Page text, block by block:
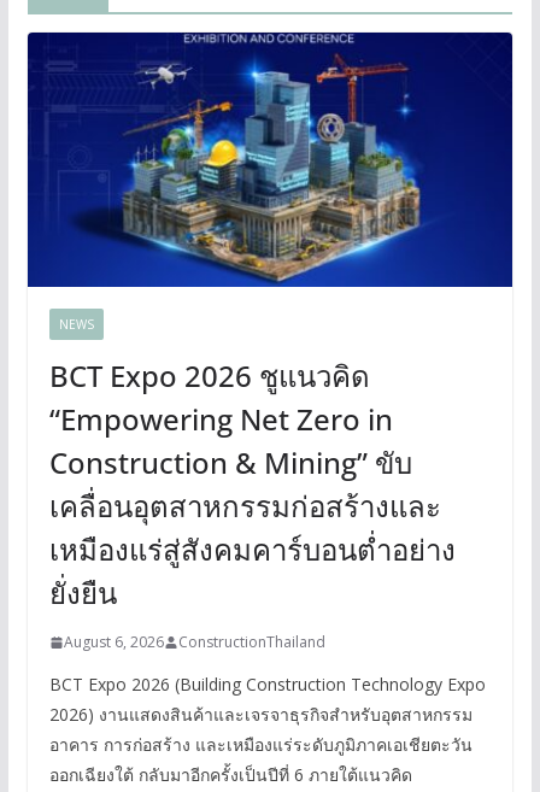
NEWS
BCT Expo 2026 ชูแนวคิด
“Empowering Net Zero in
Construction & Mining” ขับ
เคลื่อนอุตสาหกรรมก่อสร้างและ
เหมืองแร่สู่สังคมคาร์บอนต่ำอย่าง
ยั่งยืน
August 6, 2026 ConstructionThailand
BCT Expo 2026 (Building Construction Technology Expo
2026) งานแสดงสินค้าและเจรจาธุรกิจสำหรับอุตสาหกรรม
อาคาร การก่อสร้าง และเหมืองแร่ระดับภูมิภาคเอเชียตะวัน
ออกเฉียงใต้ กลับมาอีกครั้งเป็นปีที่ 6 ภายใต้แนวคิด